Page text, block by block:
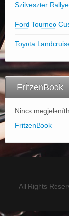
Szilveszter
Ford Tourneo
Toyota
FritzenBook
Nincs
FritzenBook
All Rights